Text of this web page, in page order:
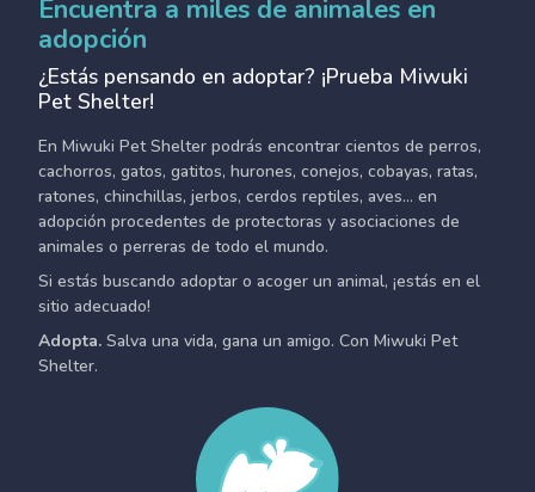
Encuentra a miles de animales en
adopción
¿Estás pensando en adoptar? ¡Prueba Miwuki
Pet Shelter!
En Miwuki Pet Shelter podrás encontrar cientos de perros,
cachorros, gatos, gatitos, hurones, conejos, cobayas, ratas,
ratones, chinchillas, jerbos, cerdos reptiles, aves... en
adopción procedentes de protectoras y asociaciones de
animales o perreras de todo el mundo.
Si estás buscando adoptar o acoger un animal, ¡estás en el
sitio adecuado!
Adopta. Salva una vida, gana un amigo. Con Miwuki Pet
Shelter.